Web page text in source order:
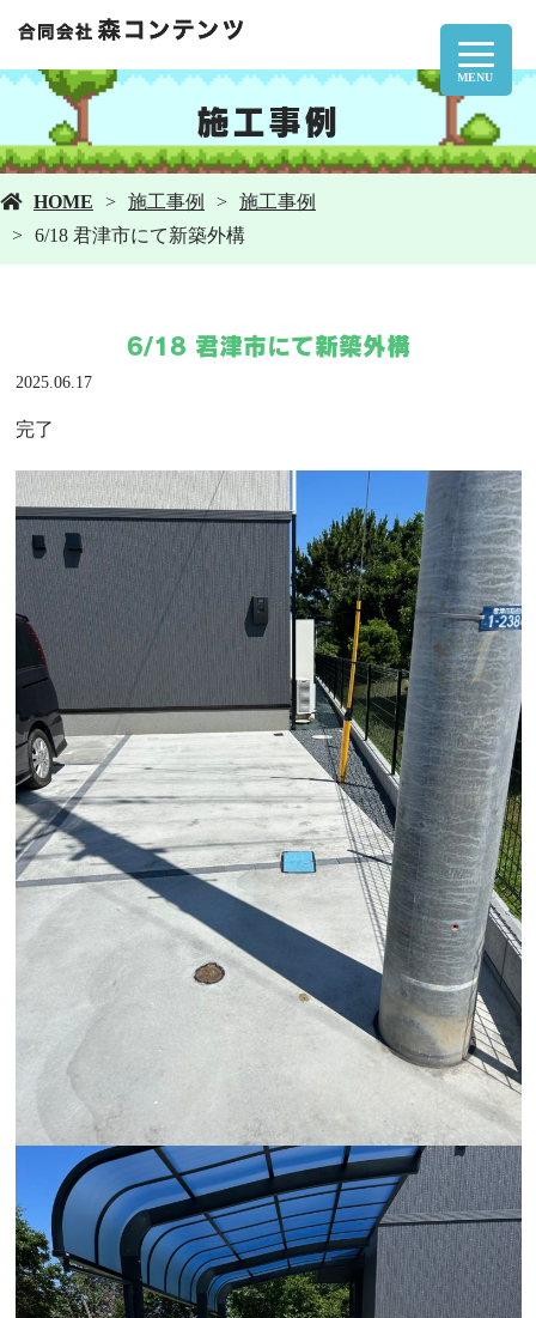
MENU
施工事例
HOME 施工事例
施工事例
6/18 君津市にて新築外構
6/18 君津市にて新築外構
2025.06.17
完了